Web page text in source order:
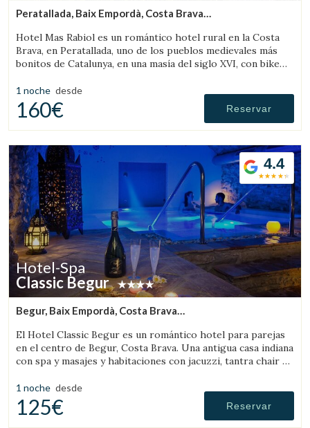
Peratallada, Baix Empordà, Costa Brava
Hotel Mas Rabiol es un romántico hotel rural en la Costa
Brava, en Peratallada, uno de los pueblos medievales más
bonitos de Catalunya, en una masía del siglo XVI, con bike
1 noche desde
160€ Reservar
4.4
Hotel-Spa
Classic Begur
Begur, Baix Empordà, Costa Brava
El Hotel Classic Begur es un romántico hotel para parejas
en el centro de Begur, Costa Brava. Una antigua casa indiana
con spa y masajes y habitaciones con jacuzzi, tantra chair y
1 noche desde
125€ Reservar